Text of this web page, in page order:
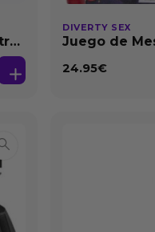
DIVERTY SEX
Juego de
24.95€